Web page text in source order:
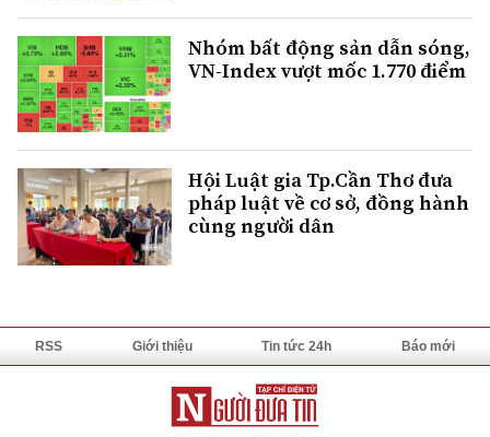
Nhóm bất động sản dẫn sóng,
VN-Index vượt mốc 1.770 điểm
Hội Luật gia Tp.Cần Thơ đưa
pháp luật về cơ sở, đồng hành
cùng người dân
RSS Giới thiệu Tin tức 24h Báo mới